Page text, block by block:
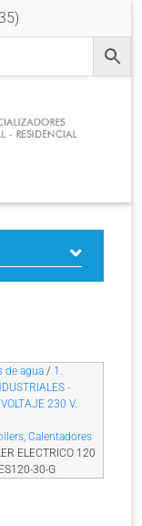
de agua / 1.
-
VOLTAJE 230 V.
Calentadores
ELECTRICO 120
30-G